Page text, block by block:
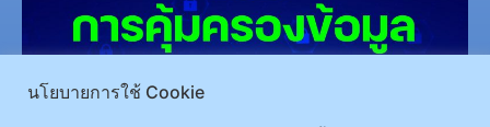
นโยบายการใช้ Cookie